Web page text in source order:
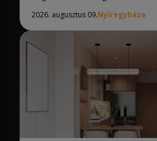
2026. augusztus 09.Nyíregyháza